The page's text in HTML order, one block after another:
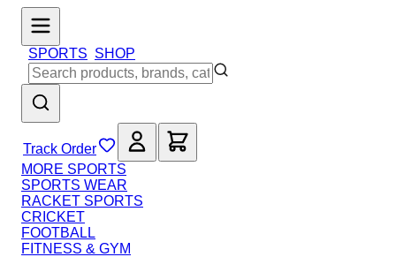
SPORTS SHOP
Track Order
MORE SPORTS
SPORTS WEAR
RACKET SPORTS
CRICKET
FOOTBALL
FITNESS & GYM